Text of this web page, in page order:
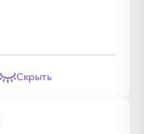
Скрыть